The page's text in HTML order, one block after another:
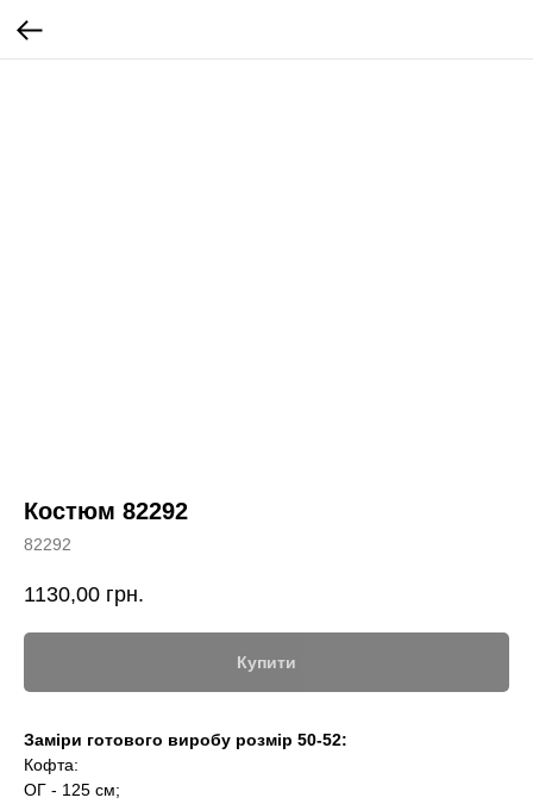
Костюм 82292
82292
1130,00 грн.
Купити
Заміри готового виробу розмір 50-52:
Кофта:
ОГ - 125 см;